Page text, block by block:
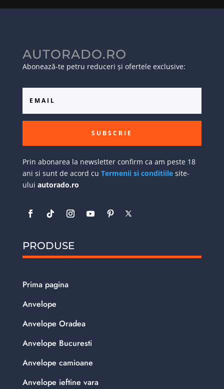
AUTORADO.RO
Abonează-te petru reduceri și ofertele exclusive:
SUBSCRIE
Prin abonarea la newsletter confirm ca am peste 18
ani si sunt de acord cu Termenii si conditiilesite-
ului autorado.ro
PRODUSE
Prima pagina
Anvelope
Anvelope Oradea
Anvelope Bucuresti
Anvelope camioane
Anvelope ieftine vara